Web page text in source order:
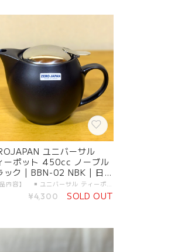
ユニバーサル
ーポット 450cc ノーブル
ック | BBN-02 NBK | 日本
器 美濃焼
【商品内容】 ◾️ ユニバーサル ティーポット 450cc 本体 1つ 【製品仕様】 ◾️ サイズ：450cc ( 3人用 ) ◾️ カラー：ノーブルブラック ◾️ 素材 ・本体：陶器（美濃焼） ・金属部分：18-8ステンレス（日本製） ◾️ 食洗機：使用可 【生産地】 ◾️ ZEROJAPAN ユニバーサル ティーポット 450cc 本体：日本製・岐阜県土岐市 金属部分：日本製・新潟県燕市 【加工者】 有限会社 ZERO JAPAN 【販売者】 有限会社ガーラジャパン 【お届けについて】 「宅配便（送料無料）」にて、大切にお届けします。 日付指定が可能です。
¥4,300 SOLD OUT